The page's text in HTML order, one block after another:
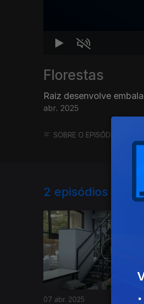
Florestas
Raiz desenvolve
abr. 2025
SOBRE O EPISÓDIO
2 episódios
07 abr. 2025
839692